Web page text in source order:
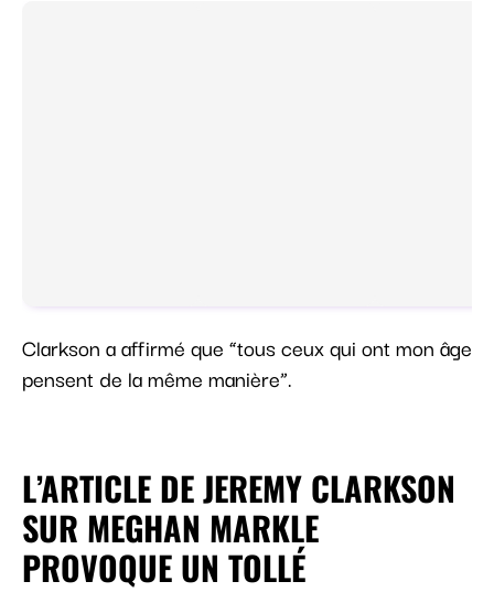
Clarkson a affirmé que “tous ceux qui ont mon âge
pensent de la même manière”.
L’ARTICLE DE JEREMY CLARKSON
SUR MEGHAN MARKLE
PROVOQUE UN TOLLÉ